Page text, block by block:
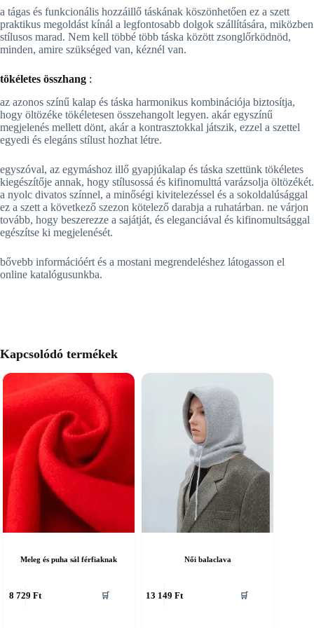
a tágas és funkcionális hozzáillő táskának köszönhetően ez a szett
praktikus megoldást kínál a legfontosabb dolgok szállítására, miközben
stílusos marad. Nem kell többé több táska között zsonglőrködnöd,
minden, amire szükséged van, kéznél van.
tökéletes összhang :
az azonos színű kalap és táska harmonikus kombinációja biztosítja,
hogy öltözéke tökéletesen összehangolt legyen. akár egyszínű
megjelenés mellett dönt, akár a kontrasztokkal játszik, ezzel a szettel
egyedi és elegáns stílust hozhat létre.
egyszóval, az egymáshoz illő gyapjúkalap és táska szettünk tökéletes
kiegészítője annak, hogy stílusossá és kifinomulttá varázsolja öltözékét.
a nyolc divatos színnel, a minőségi kivitelezéssel és a sokoldalúsággal
ez a szett a következő szezon kötelező darabja a ruhatárban. ne várjon
tovább, hogy beszerezze a sajátját, és eleganciával és kifinomultsággal
egészítse ki megjelenését.
bővebb információért és a mostani megrendeléshez látogasson el
online katalógusunkba.
Kapcsolódó termékek
Meleg és puha sál férfiaknak
8 729Ft 🛒
Női balaclava
13 149 Ft 🛒